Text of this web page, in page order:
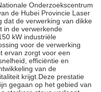
Onderzoekscentrum
de Hubei Provincie Laser
dat de verwerking van dikke
in de verwerkende
kW industriële
voor de verwerking
ervan zorgt voor een
efficiëntie en
van de
krijgt.Deze prestatie
gegaan op het gebied van